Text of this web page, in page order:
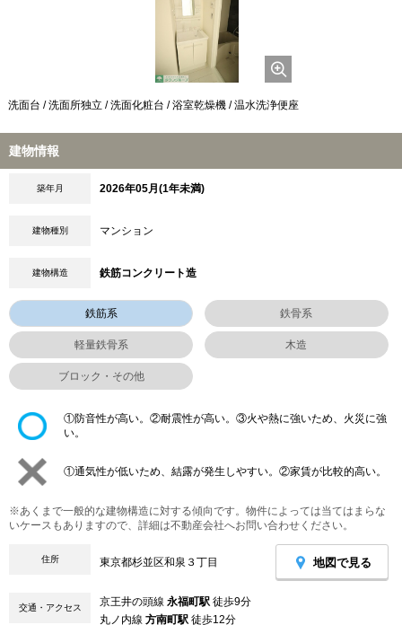
洗面台 / 洗面所独立 / 洗面化粧台 / 浴室乾燥機 / 温水洗浄便座
建物情報
築年月 2026年05月(1年未満)
建物種別 マンション
建物構造 鉄筋コンクリート造
鉄筋系 鉄骨系
軽量鉄骨系 木造
ブロック・その他
①防音性が高い。②耐震性が高い。③火や熱に強いため、火災に強
い。
①通気性が低いため、結露が発生しやすい。②家賃が比較的高い。
※あくまで一般的な建物構造に対する傾向です。物件によっては当てはまらな
いケースもありますので、詳細は不動産会社へお問い合わせください。
住所 東京都杉並区和泉３丁目 地図で見る
交通・アクセス 京王井の頭線 永福町駅 徒歩9分
丸ノ内線 方南町駅 徒歩12分